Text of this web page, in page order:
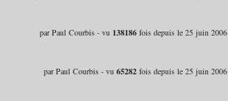
par Paul Courbis - vu 138186fois depuis le 25 juin 2006
par Paul Courbis - vu 65282fois depuis le 25 juin 2006